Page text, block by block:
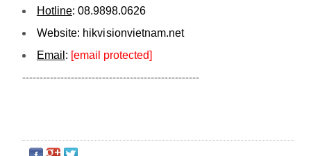
Hotline: 08.9898.0626
Website: hikvi sionvietnam.net
Email : [email protected]
---------------------------------------------------